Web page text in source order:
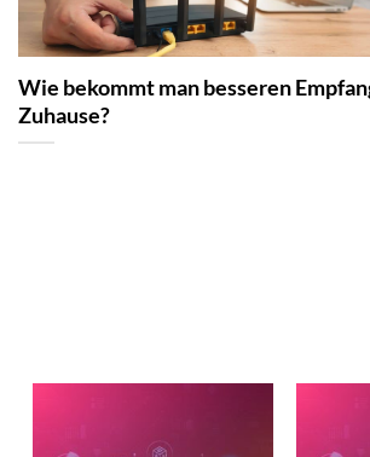
Wie bekommt man besseren
Zuhause?